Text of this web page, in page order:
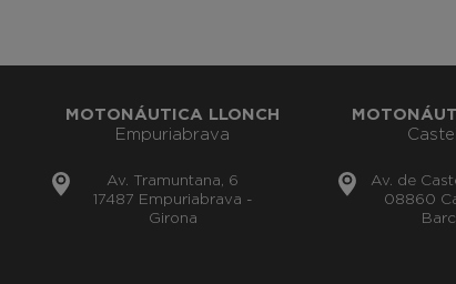
MOTONÁUTICA LLONCH
Empuriabrava
Av. Tramuntana, 6
17487 Empuriabrava -
Girona
Av. de
08860